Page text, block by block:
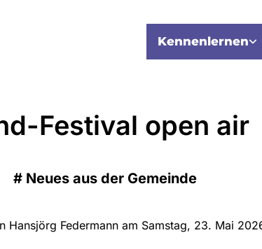
Kennenlernen
Festival open air
# Neues aus der Gemeinde
Hansjörg Federmann am Samstag, 23. Mai